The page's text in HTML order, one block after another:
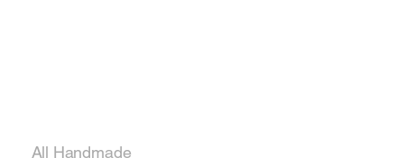
All Handmade